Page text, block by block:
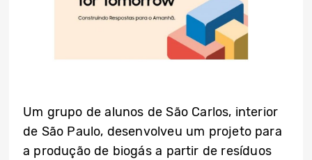
Um grupo de alunos de São Carlos, interior
de São Paulo, desenvolveu um projeto para
a produção de biogás a partir de resíduos